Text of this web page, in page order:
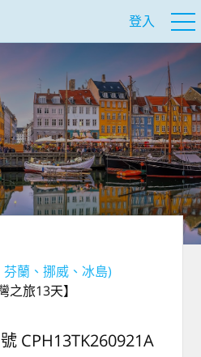
登入
蘭、挪威、冰島)
之旅13天】
CPH13TK260921A